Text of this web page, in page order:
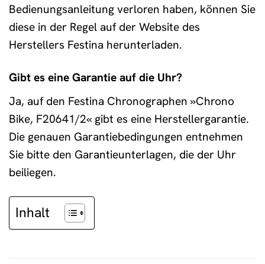
Bedienungsanleitung verloren haben, können Sie
diese in der Regel auf der Website des
Herstellers Festina herunterladen.
Gibt es eine Garantie auf die Uhr?
Ja, auf den Festina Chronographen »Chrono
Bike, F20641/2« gibt es eine Herstellergarantie.
Die genauen Garantiebedingungen entnehmen
Sie bitte den Garantieunterlagen, die der Uhr
beiliegen.
Inhalt